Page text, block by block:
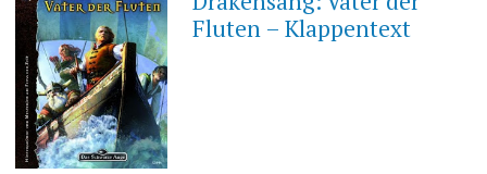
Fluten – Klappentext